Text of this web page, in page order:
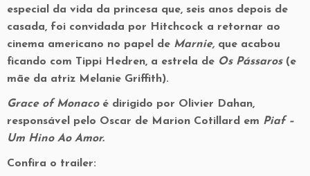
especial da vida da princesa que, seis anos depois de
casada, foi convidada por Hitchcock a retornar ao
cinema americano no papel de Marnie, que acabou
ficando com Tippi Hedren, a estrela de Os Pássaros(e
mãe da atriz Melanie Griffith).
Grace of Monaco é dirigido por Olivier Dahan,
responsável pelo Oscar de Marion Cotillard em Piaf –
Um Hino Ao Amor.
Confira o trailer: